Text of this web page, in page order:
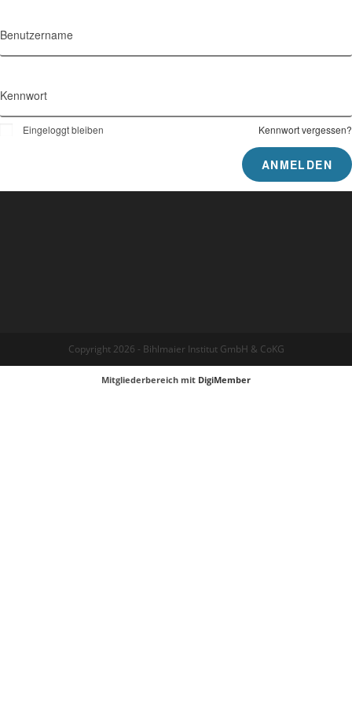
Benutzername
Kennwort
Eingeloggt bleiben Kennwort vergessen?
Copyright 2026 - Bihlmaier Institut GmbH & CoKG
Mitgliederbereich mit DigiMember